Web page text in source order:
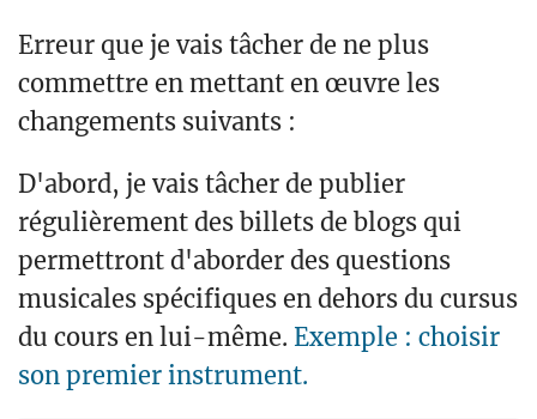
Erreur que je vais tâcher de ne plus
commettre en mettant en œuvre les
changements suivants :
D'abord, je vais tâcher de publier
régulièrement des billets de blogs qui
permettront d'aborder des questions
musicales spécifiques en dehors du cursus
du cours en lui-même. Exemple : choisir
son premier instrument.